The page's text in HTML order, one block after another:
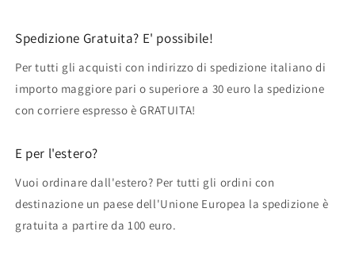
Spedizione Gratuita? E' possibile!
Per tutti gli acquisti con indirizzo di spedizione italiano di
importo maggiore pari o superiore a 30 euro la spedizione
con corriere espresso è GRATUITA!
E per l'estero?
Vuoi ordinare dall'estero? Per tutti gli ordini con
destinazione un paese dell'Unione Europea la spedizione è
gratuita a partire da 100 euro.